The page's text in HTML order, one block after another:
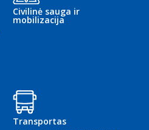
Civilinė sauga ir
mobilizacija
Transportas